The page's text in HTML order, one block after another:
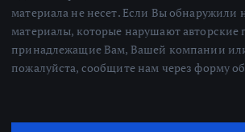
материала не несет. Если Вы обнаружили
материалы, которые нарушают авторские
принадлежащие Вам, Вашей компании
пожалуйста, сообщите нам через форму